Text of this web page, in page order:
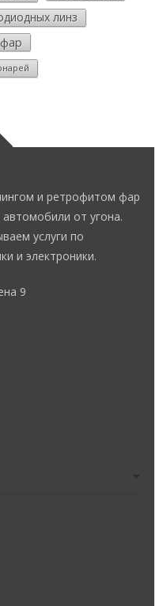
линз
и ретрофитом фар
от угона.
услуги по
и электроники.
9